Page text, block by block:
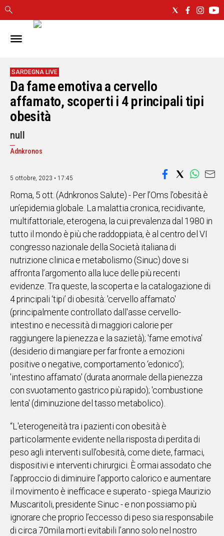
IN
CAGLIARI
SASSARI
NUORO
ORISTANO
SULCIS
GALLURA
OGLIASTRA
ALTRE
NOTIZIE
POLITICA
IN
ITALIA
NEL
MONDO
SPORT
EVENTI
STORIE
VIDEO
Vai
UNISCITI
WHATSAPP
Social
SARDEGNA LIVE
Da fame emotiva a cervello
affamato, scoperti i 4 principali tipi
obesità
null
Adnkronos
5 ottobre, 2023 • 17:45
Roma, 5 ott. (Adnkronos Salute) - Per l’Oms l'obesità è
un’epidemia globale. La malattia cronica, recidivante,
multifattoriale, eterogena, la cui prevalenza dal 1980 in
tutto il mondo è più che raddoppiata, è al centro del VI
congresso nazionale della Società italiana di
nutrizione clinica e metabolismo (Sinuc) dove si
affronta l’argomento alla luce delle più recenti
evidenze. Tra queste, la scoperta e la catalogazione di
4 principali ‘tipi’ di obesità: 'cervello affamato'
(principalmente controllato dall'asse cervello-
intestino e necessità di maggiori calorie per
raggiungere la pienezza e la sazietà); 'fame emotiva'
(desiderio di mangiare per far fronte a emozioni
positive o negative, comportamento ‘edonico’);
'intestino affamato' (durata anormale della pienezza
con svuotamento gastrico più rapido); 'combustione
lenta' (diminuzione del tasso metabolico).
“L'eterogeneità tra i pazienti con obesità è
particolarmente evidente nella risposta di perdita di
peso agli interventi sull'obesità, come diete, farmaci,
dispositivi e interventi chirurgici. È ormai assodato che
l’approccio di diminuire l’apporto calorico e aumentare
il movimento è inefficace e superato - spiega Maurizio
Muscaritoli, presidente Sinuc - e non possiamo più
ignorare che proprio l’eccesso di peso sia responsabile
di circa 70mila morti evitabili l’anno solo nel nostro